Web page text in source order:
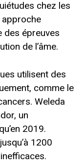
chez les
des épreuves
de l’âme.
utilisent des
comme le
Weleda
un
2019.
1200